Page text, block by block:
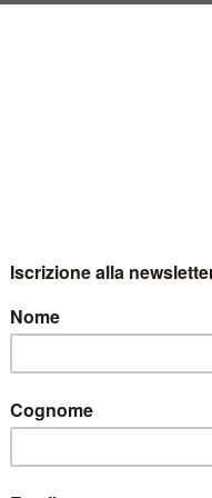
buoni che nei momenti